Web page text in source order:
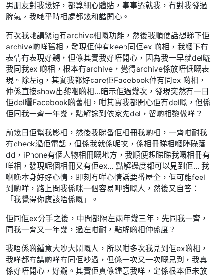
男朋友對我幾好，都算細心體貼，事事遷就我，冇對我發過
脾氣，我哋平時相處都幾和諧開心。
有次我哋講緊ig有archive相嘅功能，然後我順便話想睇下佢
archive啲咩舊相，發現佢仲有keep同佢ex 啲相，我嗰下冇
表情冇表現好嬲，但係其實我好唔開心，因為我一早就del曬
我同我ex 啲相，根本冇archive，覺得archive係放唔低嘅表
現。除左ig，其實我都好care佢Facebook仲有同ex 啲相，
仲係直接show出黎嗰啲相…暗示佢過幾次，發現突然有一日
佢del曬Facebook啲舊相，咁其實我都開心佢有del嘅，但係
佢同我一齊一年幾，點解諗到依家先del，留啲相黎做咩？
前幾日佢幫我影相，然後我睇番佢相冊我啲相，一齊咁耐我
冇check過佢電話，但係我就係呢次，係相冊睇相嗰陣碌落
dd，iPhone有個人物相冊嘅地方，我順便想睇睇我嘅相冊有
咩相，發現呢個相冊又有佢ex… 點解邊度都可以見到佢… 我
嗰晚本身好好心情，即刻冇咩心情話要番屋企，佢可能feel
到啲咩，路上問我係咪一個容易呷醋嘅人，然後又自答：
「我覺得你應該唔係嘅」。
佢同佢ex分手之後，中間都隔左兩年幾三年，先同我一齊，
同我一齊又一年幾，過左咁耐，點解啲相仲係度？
我唔係啲鍾意大吵大鬧嘅人，所以咁多次我見到佢ex啲相，
我咩都冇講啲咩冇同佢吵過，但係一次又一次嘅見到，我真
係好唔開心，好嬲。其實佢真係鍾意我咩，定係根本佢未放